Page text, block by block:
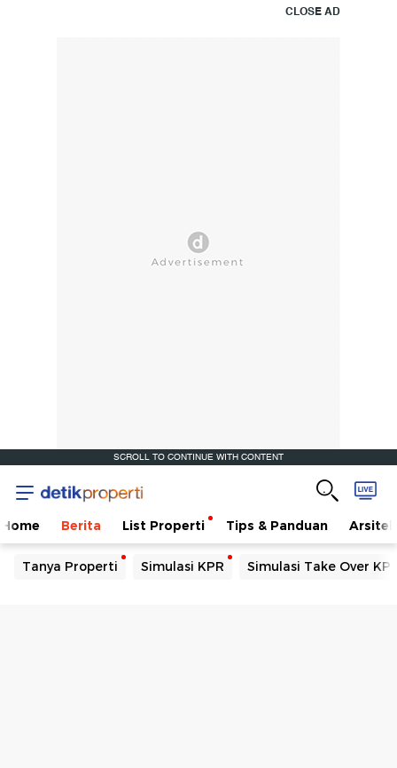
CLOSE AD
SCROLL TO CONTINUE WITH CONTENT
Home Berita List Properti Tips & Panduan
Tanya Properti Simulasi KPR Simulasi Take Over